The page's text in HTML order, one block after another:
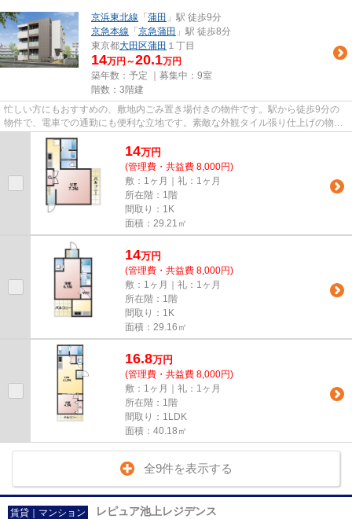
京浜東北線 「 蒲田 」駅 徒歩9分
京急本線 「 京急蒲田 」駅 徒歩8分
東京都大田区蒲田 １丁目
14万円～20.1万円
築年数：予定 ｜募集中： 9室
階数：3階建
忙しい方にもおすすめの、敷地内ごみ置き場付きの物件です。駅から徒歩9分の
物件で、電車での通勤にも便利な立地です。素敵な外観タイル張り仕上げの物
件。2駅利用できる物件は電車で...
14万円
(管理費・共益費 8,000円)
敷：1ヶ月｜礼：1ヶ月
所在階：1階
間取り：1K
面積：29.21㎡
14万円
(管理費・共益費 8,000円)
敷：1ヶ月｜礼：1ヶ月
所在階：1階
間取り：1K
面積：29.16㎡
16.8万円
(管理費・共益費 8,000円)
敷：1ヶ月｜礼：1ヶ月
所在階：1階
間取り：1LDK
面積：40.18㎡
全9件を表示する
賃貸｜マンション レピュア池上レジデンス